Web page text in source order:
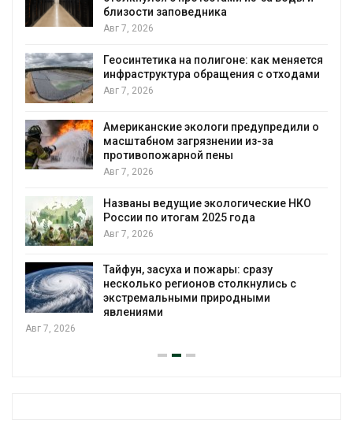
Дождевая вода с крыш может помочь
городам переживать жару
Минприроды потребовало ускорить
строительство мусорных объектов и
Панамский канал вновь ограничивает
загрузку судов из-за дефицита пресной
воды
В китайской провинции Шэньси из-за
паводков эвакуировали более 140 тыс.
Авг 6, 2026
МЕГА и ВкусВилл установили
экообменники для сбора вторсырья